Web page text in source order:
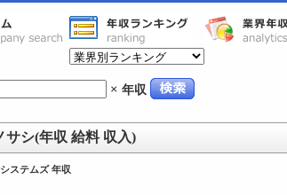
× 年収
シ(年収 給料 収入)
ステムズ 年収